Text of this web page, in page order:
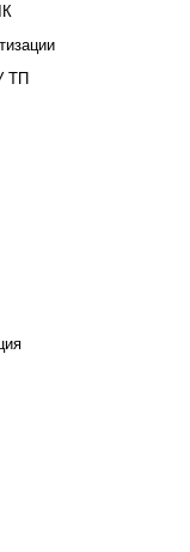
ТП